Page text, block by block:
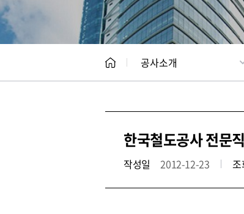
공사소개
한국철도공사 전문
작성일 2012-12-23